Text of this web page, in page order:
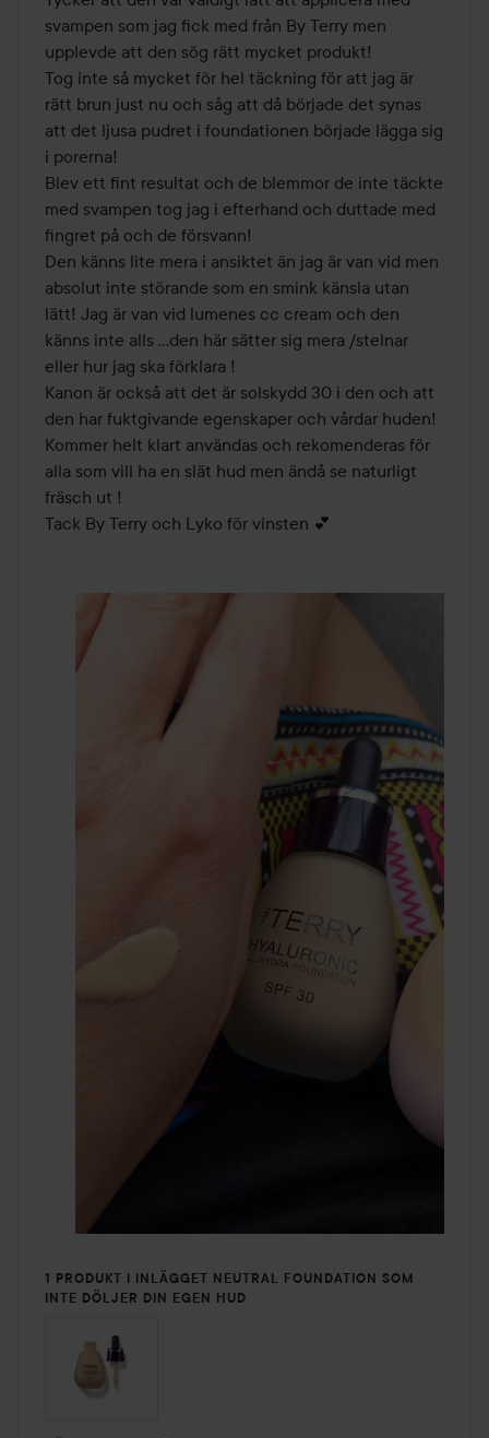
svampen som jag fick med från By Terry men
upplevde att den sög rätt mycket produkt!
Tog inte så mycket för hel täckning för att jag är
rätt brun just nu och såg att då började det synas
att det ljusa pudret i foundationen började lägga sig
i porerna!
Blev ett fint resultat och de blemmor de inte täckte
med svampen tog jag i efterhand och duttade med
fingret på och de försvann!
Den känns lite mera i ansiktet än jag är van vid men
absolut inte störande som en smink känsla utan
lätt! Jag är van vid lumenes cc cream och den
känns inte alls ...den här sätter sig mera /stelnar
eller hur jag ska förklara !
Kanon är också att det är solskydd 30 i den och att
den har fuktgivande egenskaper och vårdar huden!
Kommer helt klart användas och rekomenderas för
alla som vill ha en slät hud men ändå se naturligt
fräsch ut !
Tack By Terry och Lyko för vinsten 💕
1 PRODUKT I INLÄGGET NEUTRAL FOUNDATION SOM
INTE DÖLJER DIN EGEN HUD